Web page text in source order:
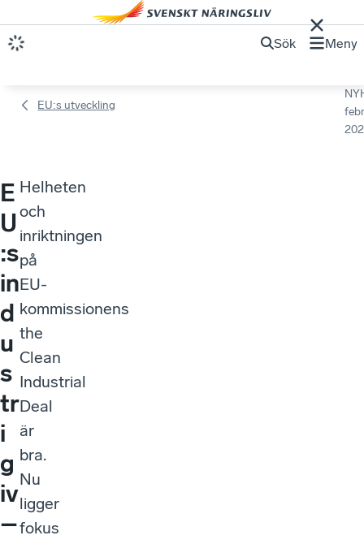
Sök Meny
EU:s utveckling
E
U
:s
in
d
u
s
tr
i
g
iv
–
Helheten
och
inriktningen
på
EU-
kommissionens
the
Clean
Industrial
Deal
är
bra.
Nu
ligger
fokus